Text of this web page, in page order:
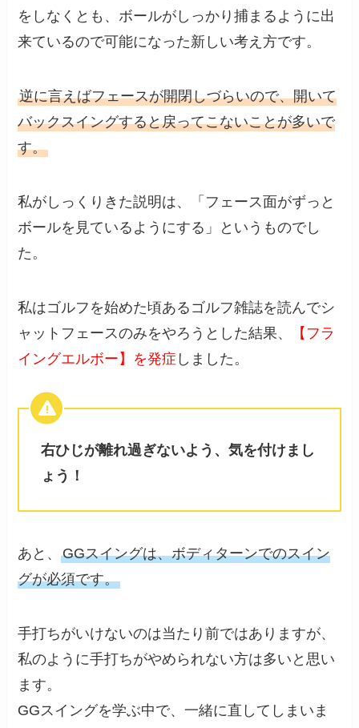
をしなくとも、ボールがしっかり捕まるように出
来ているので可能になった新しい考え方です。
逆に言えばフェースが開閉しづらいので、開いて
バックスイングすると戻ってこないことが多いで
す。
私がしっくりきた説明は、「フェース面がずっと
ボールを見ているようにする」というものでし
た。
私はゴルフを始めた頃あるゴルフ雑誌を読んでシ
ャットフェースのみをやろうとした結果、
【フラ
イングエルボー】を発症 しました。
右ひじが離れ過ぎないよう、気を付けまし
ょう！
あと、GGスイングは、ボディターンでのスイン
グが必須です。
手打ちがいけないのは当たり前ではありますが、
私のように手打ちがやめられない方は多いと思い
ます。
GGスイングを学ぶ中で、一緒に直してしまいま